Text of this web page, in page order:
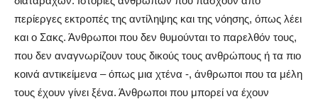
περίεργες εκτροπές της αντίληψης και της νόησης, όπως λέει
και ο Σακς. Άνθρωποι που δεν θυμούνται το παρελθόν τους,
που δεν αναγνωρίζουν τους δικούς τους ανθρώπους ή τα πιο
κοινά αντικείμενα – όπως μια χτένα -, άνθρωποι που τα μέλη
τους έχουν γίνει ξένα. Άνθρωποι που μπορεί να έχουν